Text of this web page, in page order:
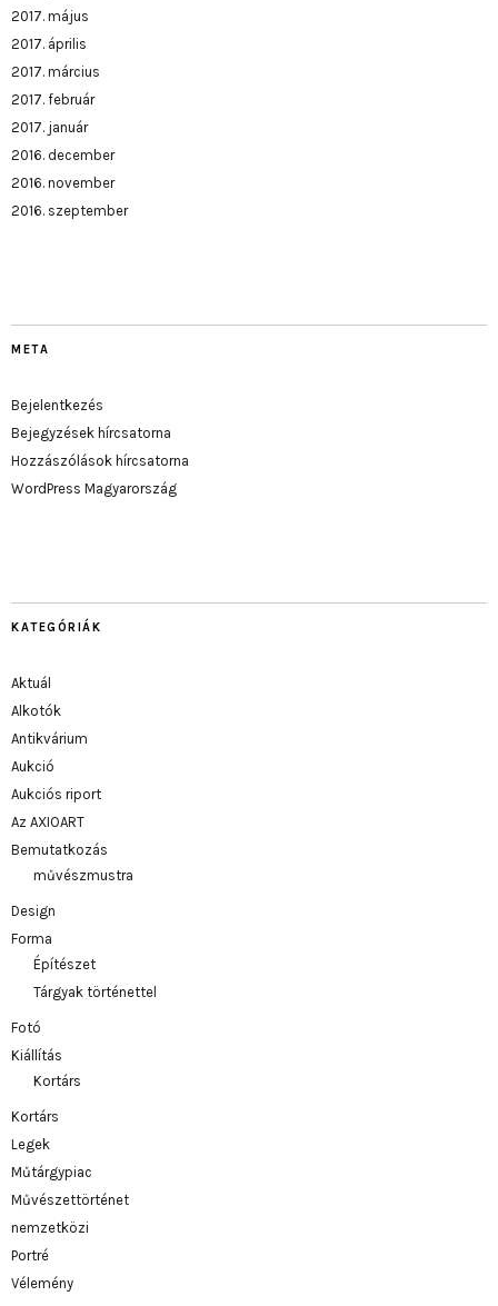
2017. május
2017. április
2017. március
2017. február
2017. január
2016. december
2016. november
2016. szeptember
META
Bejelentkezés
Bejegyzések hírcsatorna
Hozzászólások hírcsatorna
WordPress Magyarország
KATEGÓRIÁK
Aktuál
Alkotók
Antikvárium
Aukció
Aukciós riport
Az AXIOART
Bemutatkozás
művészmustra
Design
Forma
Építészet
Tárgyak történettel
Fotó
Kiállítás
Kortárs
Kortárs
Legek
Műtárgypiac
Művészettörténet
nemzetközi
Portré
Vélemény